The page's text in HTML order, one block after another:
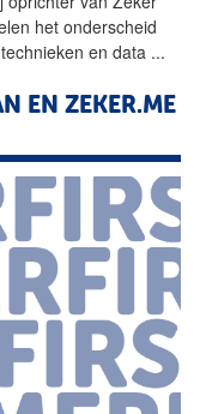
het onderscheid
en data ...
EN ZEKER.ME